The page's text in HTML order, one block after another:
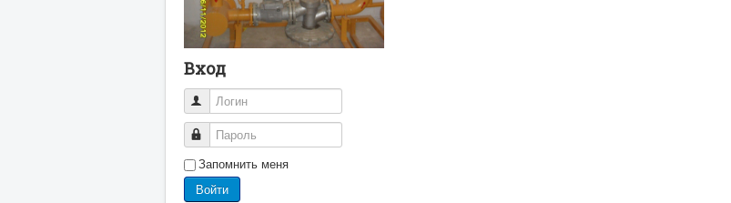
Вход
Логин
Пароль
Запомнить меня
Войти